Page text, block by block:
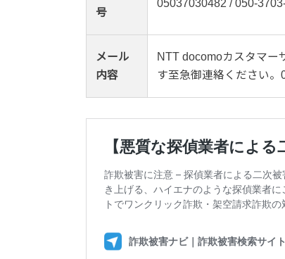
号
05037030482 / 050-
メール
内容
NTT docomoカスタマー
す至急御連絡ください。